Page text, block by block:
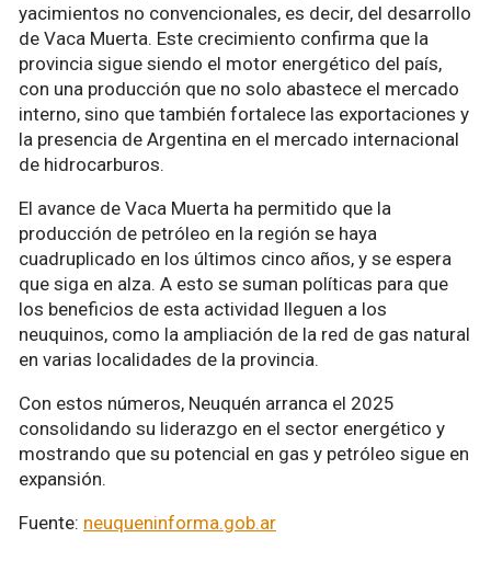
yacimientos no convencionales, es decir, del desarrollo
de Vaca Muerta. Este crecimiento confirma que la
provincia sigue siendo el motor energético del país,
con una producción que no solo abastece el mercado
interno, sino que también fortalece las exportaciones y
la presencia de Argentina en el mercado internacional
de hidrocarburos.
El avance de Vaca Muerta ha permitido que la
producción de petróleo en la región se haya
cuadruplicado en los últimos cinco años, y se espera
que siga en alza. A esto se suman políticas para que
los beneficios de esta actividad lleguen a los
neuquinos, como la ampliación de la red de gas natural
en varias localidades de la provincia.
Con estos números, Neuquén arranca el 2025
consolidando su liderazgo en el sector energético y
mostrando que su potencial en gas y petróleo sigue en
expansión.
Fuente: neuqueninforma.gob.ar